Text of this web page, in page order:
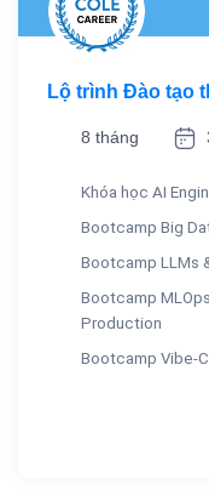
Lộ trình Đào tạo
8 tháng
Khóa học AI
Bootcamp Big
Bootcamp LLMs
Bootcamp
Production
Bootcamp Vibe-